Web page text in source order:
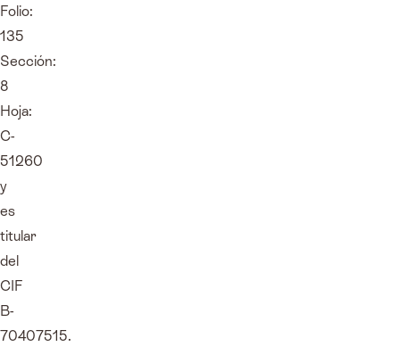
Folio:
135
Sección:
8
Hoja:
C-
51260
y
es
titular
del
CIF
B-
70407515.